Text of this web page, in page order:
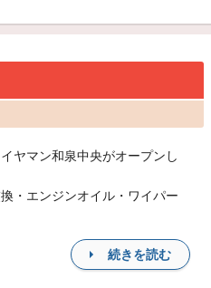
ヤマン和泉中央がオープンし
・エンジンオイル・ワイパー
続きを読む